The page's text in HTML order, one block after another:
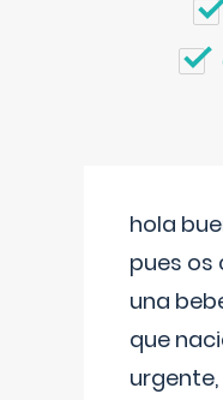
hola
pues os
una
que